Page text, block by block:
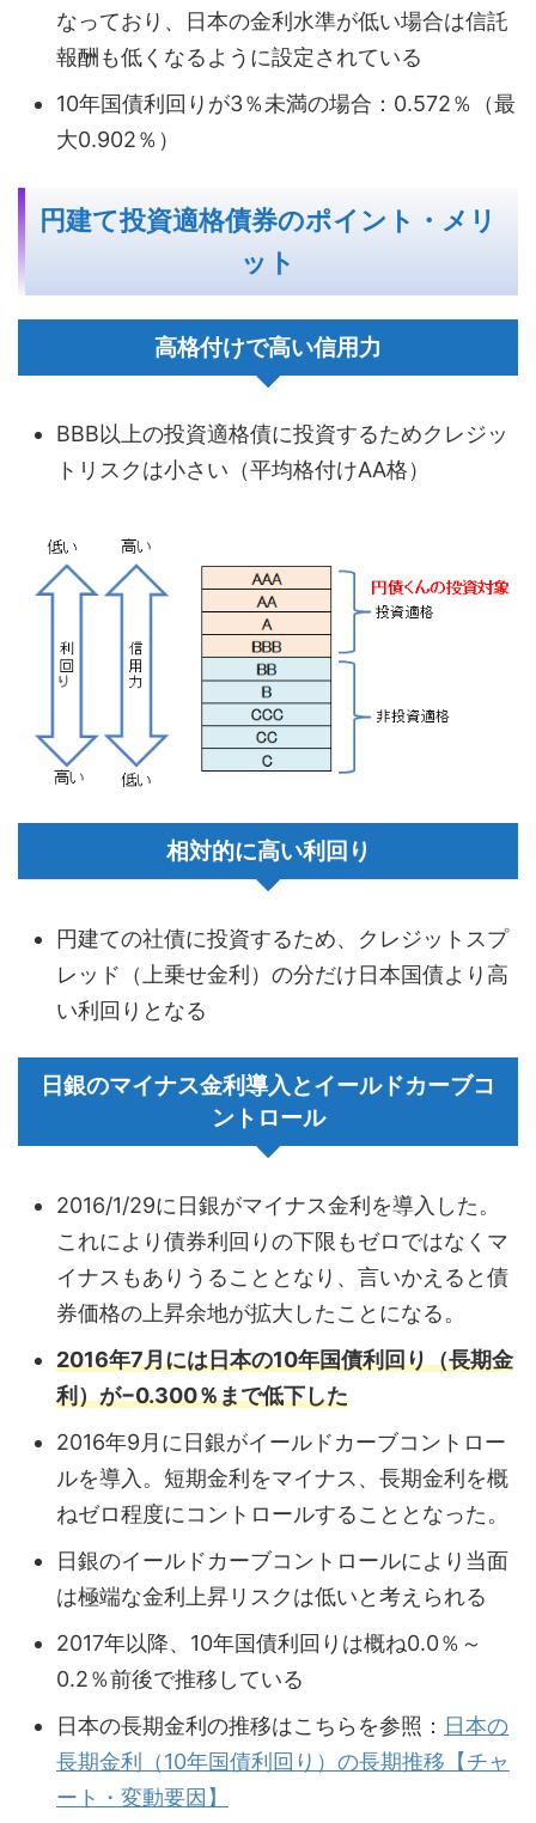
なっており、日本の金利水準が低い場合は信託
報酬も低くなるように設定されている
10年国債利回りが3％未満の場合：0.572％（最
大0.902％）
円建て投資適格債券のポイント・メリ
ット
高格付けで高い信用力
BBB以上の投資適格債に投資するためクレジッ
トリスクは小さい（平均格付けAA格）
相対的に高い利回り
円建ての社債に投資するため、クレジットスプ
レッド（上乗せ金利）の分だけ日本国債より高
い利回りとなる
日銀のマイナス金利導入とイールドカーブコ
ントロール
2016/1/29に日銀がマイナス金利を導入した。
これにより債券利回りの下限もゼロではなくマ
イナスもありうることとなり、言いかえると債
券価格の上昇余地が拡大したことになる。
2016年7月には日本の10年国債利回り（長期金
利）が−0.300％まで低下した
2016年9月に日銀がイールドカーブコントロー
ルを導入。短期金利をマイナス、長期金利を概
ねゼロ程度にコントロールすることとなった。
日銀のイールドカーブコントロールにより当面
は極端な金利上昇リスクは低いと考えられる
2017年以降、10年国債利回りは概ね0.0％～
0.2％前後で推移している
日本の長期金利の推移はこちらを参照： 日本の
長期金利（10年国債利回り）の長期推移【チャ
ート・変動要因】